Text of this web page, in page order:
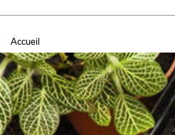
Accueil